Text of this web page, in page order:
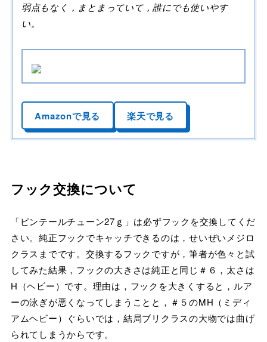
弱点もなく，まとまっていて，誰にでも使いやす
い。
Amazonで見る 楽天で見る
フック交換について
「ピンテールチューン27ｇ」は必ずフックを交換してくだ
さい。純正フックでキャッチできるのは，せいぜいメジロ
クラスまでです。交換するフックですが，筆者が色々と試
してみた結果，フックの大きさは純正と同じ＃６，太さは
H（ヘビー）です。理由は，フックを大きくすると，ルア
ーの泳ぎが悪くなってしまうことと，＃５のMH（ミディ
アムヘビー）ぐらいでは，結局ブリクラスの大物では曲げ
られてしまうからです。